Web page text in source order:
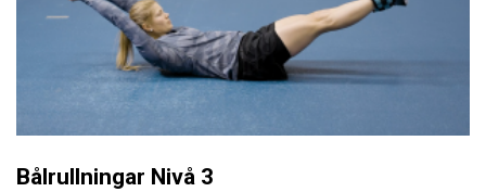
Bålrullningar Nivå 3